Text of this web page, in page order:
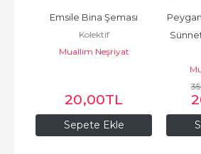
Sepete Ekle
Emsile Bina Şeması
Kolektif
Muallim Neşriyat
20,00TL